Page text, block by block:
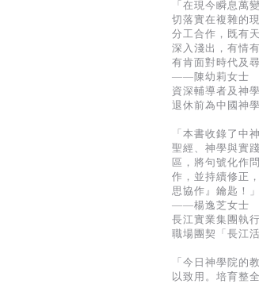
「在現今瞬息萬
切落實在複雜的
分工合作，既有
深入淺出，有情
有肯面對時代及
——陳幼莉女士
資深輔導者及神
退休前為中國神
「本書收錄了中
聖經、神學與實
區，將句號化作
作，並持續修正
思協作』鑰匙！」
——楊逸芝女士
長江實業集團執
職場團契「長江
「今日神學院的
以致用。培育整